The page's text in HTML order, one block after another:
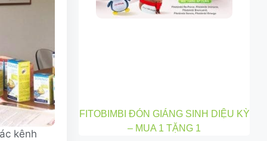
kênh
FITOBIMBI ĐÓN GIÁNG SINH DIỆU KỲ
– MUA 1 TẶNG 1